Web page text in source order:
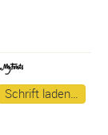
Schrift laden…